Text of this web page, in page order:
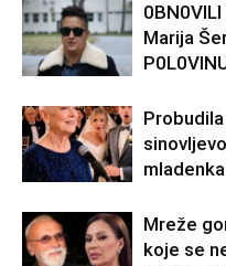
0BN0VlLl
Marija
Mreže
koje se